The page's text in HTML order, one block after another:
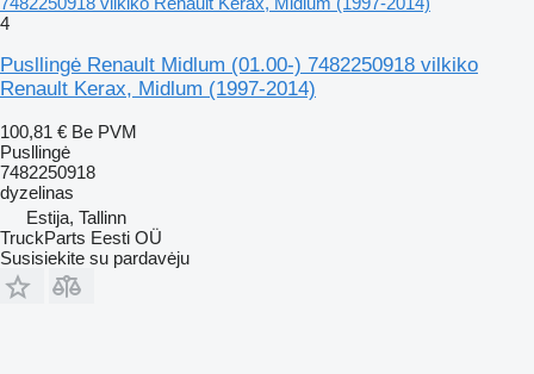
4
Pusllingė Renault Midlum (01.00-) 7482250918 vilkiko
Renault Kerax, Midlum (1997-2014)
100,81 € Be PVM
Pusllingė
7482250918
dyzelinas
Estija, Tallinn
TruckParts Eesti OÜ
Susisiekite su pardavėju